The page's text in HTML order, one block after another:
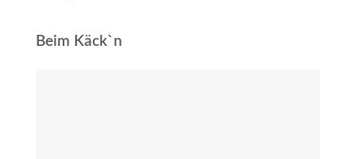
Beim Käck`n